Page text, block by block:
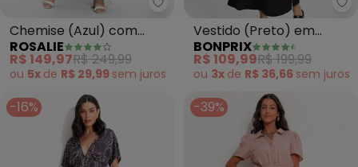
Rosalie - Chemise (Azul) com
Chemise (Azul) com
Botões
ROSALIE
R$ 149,97R$ 249,99
ou 5x de R$ 29,99 sem juros
Vestido (Preto) em
Malha Tricô
BONPRIX
R$ 109,99R$ 199,99
ou 3x de R$ 36,66 sem juros
-16% -39%